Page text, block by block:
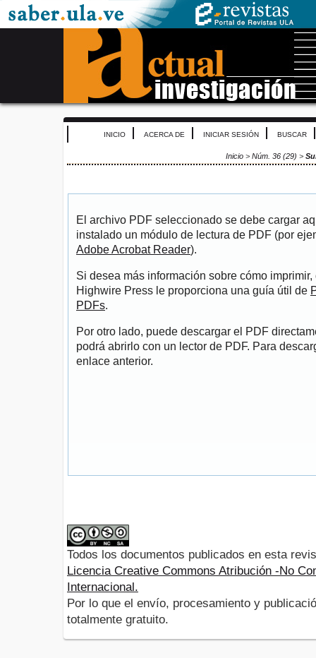
INICIO ACERCA DE INICIAR SESIÓN BUSCAR
Inicio> Núm. 36 (29) >
El archivo PDF seleccionado se debe cargar
instalado un módulo de lectura de PDF (por
Adobe Acrobat Reader).
Si desea más información sobre cómo
Highwire Press le proporciona una guía útil de
PDFs.
Por otro lado, puede descargar el PDF
podrá abrirlo con un lector de PDF. Para
enlace anterior.
Todos los documentos publicados en esta
Licencia Creative Commons Atribución -No
Internacional.
Por lo que el envío, procesamiento y
totalmente gratuito.